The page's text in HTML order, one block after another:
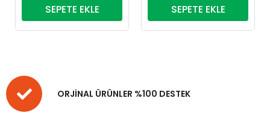
SEPETE EKLE SEPETE EKLE
ORJİNAL ÜRÜNLER %100 DESTEK